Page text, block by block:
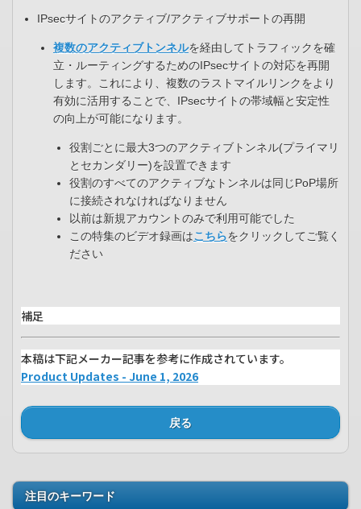
IPsecサイトのアクティブ/アクティブサポートの再開​
複数のアクティブトンネルを経由してトラフィックを確
立・ルーティングするためのIPsecサイトの対応を再開
します。これにより、複数のラストマイルリンクをより
有効に活用することで、IPsecサイトの帯域幅と安定性
の向上が可能になります。
役割ごとに最大3つのアクティブトンネル(プライマリ
とセカンダリー)を設置できます​
役割のすべてのアクティブなトンネルは同じPoP場所
に接続されなければなりません​
以前は新規アカウントのみで利用可能でした​
この特集のビデオ録画はこちらをクリックしてご覧く
ださい
補足
本稿は下記メーカー記事を参考に作成されています。
Product Updates - June 1, 2026
戻る
注目のキーワード